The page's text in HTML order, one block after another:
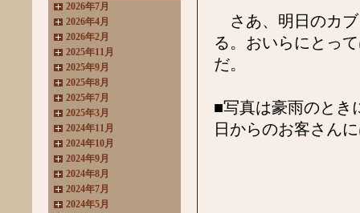
2026年7月
2026年4月
2026年2月
2025年11月
2025年9月
2025年8月
2025年7月
2025年3月
2024年11月
2024年10月
2024年9月
2024年8月
2024年7月
2024年5月
さあ、明日のカブ
る。おいらにとっ
だ。
■写真は豪雨のとき
日からのお客さん